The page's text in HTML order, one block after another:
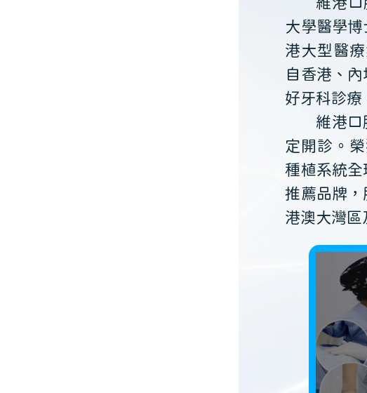
維港
大學醫學
港大型醫
自香港、
好牙科診療
維港口
定開診。
種植系統
推薦品牌
港澳大灣區